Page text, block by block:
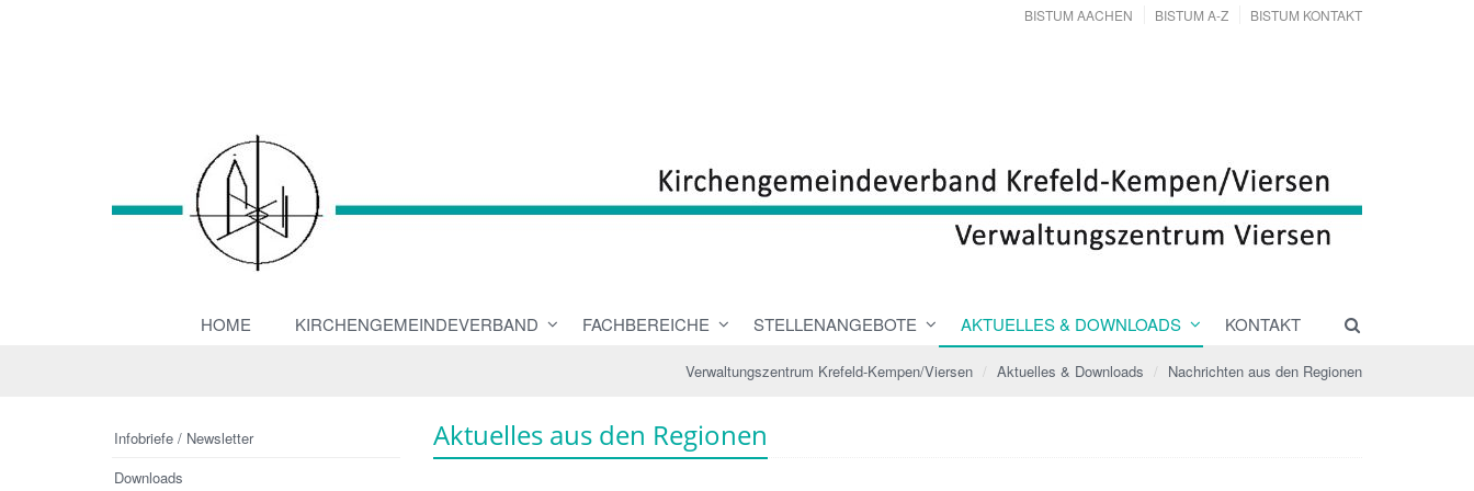
BISTUM AACHEN BISTUM A-Z BISTUM KONTAKT
HOME KIRCHENGEMEINDEVERBAND FACHBEREICHE STELLENANGEBOTE AKTUELLES & DOWNLOADS KONTAKT
Verwaltungszentrum Krefeld-Kempen/Viersen Aktuelles & Downloads Nachrichten aus den Regionen
Aktuelles aus den Regionen
Infobriefe / Newsletter
Downloads